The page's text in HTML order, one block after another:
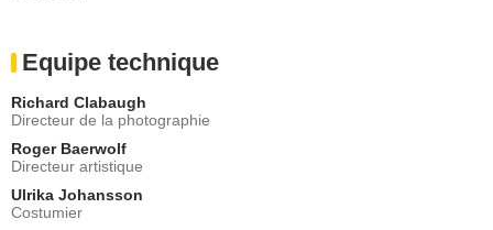
Equipe technique
Richard Clabaugh
Directeur de la photographie
Roger Baerwolf
Directeur artistique
Ulrika Johansson
Costumier